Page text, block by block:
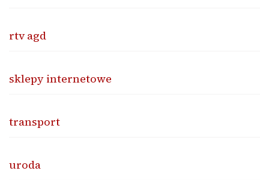
rtv agd
sklepy internetowe
transport
uroda